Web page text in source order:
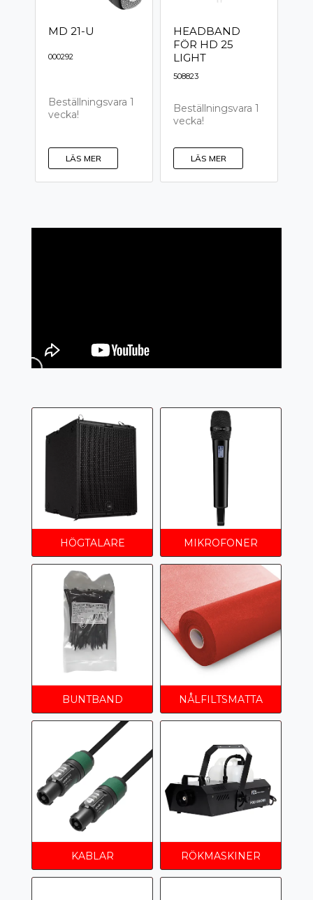
MD 21-U
000292
Beställningsvara 1
vecka!
LÄS MER
HEADBAND
FÖR HD 25
LIGHT
508823
Beställningsvara 1
vecka!
LÄS MER
HÖGTALARE MIKROFONER
BUNTBAND NÅLFILTSMATTA
KABLAR RÖKMASKINER